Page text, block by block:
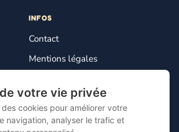
votre vie privée
des cookies pour améliorer votre
navigation, analyser le trafic et
INFOS
Contact
Mentions légales
Gestion des cookies